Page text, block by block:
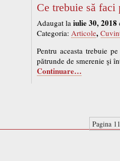
Ce trebuie să faci
Adaugat la iulie 30, 2018
Categoria: Articole,
Pentru aceasta trebuie
pătrunde de smerenie şi
Continuare…
Pagina